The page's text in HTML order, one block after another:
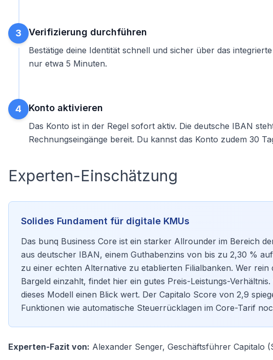
3 Verifizierung durchführen
Bestätige deine Identität schnell und sicher über das
nur etwa 5 Minuten.
4 Konto aktivieren
Das Konto ist in der Regel sofort aktiv. Die deutsche IBAN
Rechnungseingänge bereit. Du kannst das Konto zudem 30
Experten-Einschätzung
Solides Fundament für digitale KMUs
Das bunq Business Core ist ein starker Allrounder im Bereich
aus deutscher IBAN, einem Guthabenzins von bis zu 2,30 %
zu einer echten Alternative zu etablierten Filialbanken. Wer
Bargeld einzahlt, findet hier ein gutes Preis-Leistungs-
dieses Modell einen Blick wert. Der Capitalo Score von 2,9
Funktionen wie automatische Steuerrücklagen im Core-Tarif
Experten-Fazit von: Alexander Senger, Geschäftsführer Capitalo